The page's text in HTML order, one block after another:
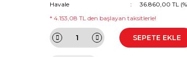
Havale
36.860,00 TL
* 4.153,08 TL den başlayan taksitlerle!
SEPETE EKLE